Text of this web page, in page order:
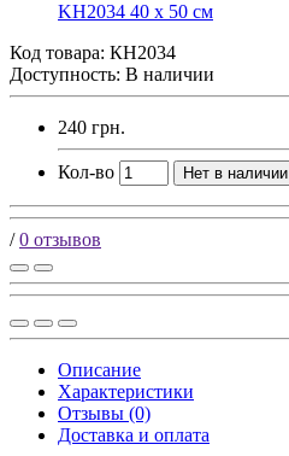
Код товара: КН2034
Доступность: В наличии
240 грн.
Кол-во Нет в наличии
/0 отзывов
Описание
Характеристики
Отзывы (0)
Доставка и оплата